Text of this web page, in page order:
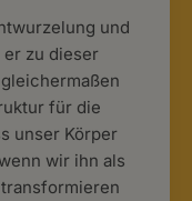
und
zu dieser
für die
unser Körper
wir ihn als